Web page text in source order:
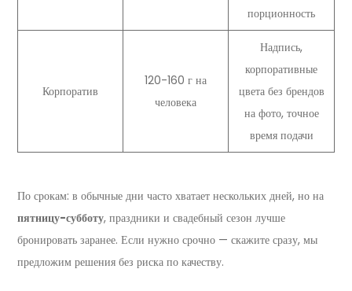
порционность
Корпоратив
120-160 г на
человека
Надпись,
корпоративные
цвета без брендов
на фото, точное
время подачи
По срокам: в обычные дни часто хватает нескольких дней, но на
пятницу-субботу, праздники и свадебный сезон лучше
бронировать заранее. Если нужно срочно — скажите сразу, мы
предложим решения без риска по качеству.